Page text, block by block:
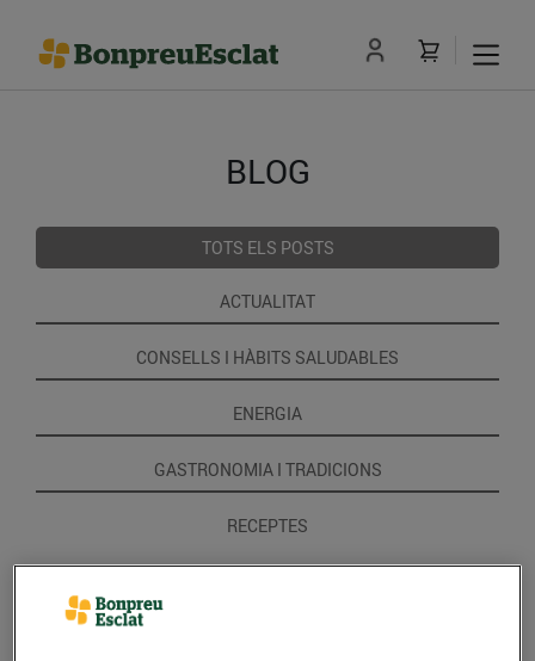
BLOG
TOTS ELS POSTS
ACTUALITAT
CONSELLS I HÀBITS SALUDABLES
ENERGIA
GASTRONOMIA I TRADICIONS
RECEPTES